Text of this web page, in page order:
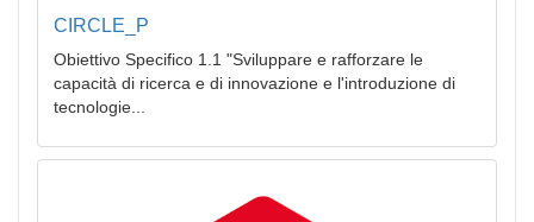
CIRCLE_P
Obiettivo Specifico 1.1 "Sviluppare e rafforzare le
capacità di ricerca e di innovazione e l'introduzione di
tecnologie...